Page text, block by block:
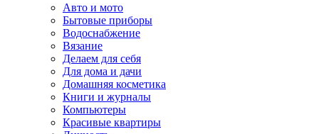
Авто и мото
Бытовые приборы
Водоснабжение
Вязание
Делаем для себя
Для дома и дачи
Домашняя косметика
Книги и журналы
Компьютеры
Красивые квартиры